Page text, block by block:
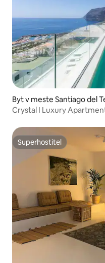
Byt v meste Santiago del
Crystal I Luxury
Superhostiteľ
Superhostiteľ